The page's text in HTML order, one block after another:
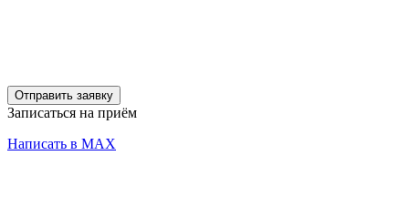
Отправить заявку
Записаться на приём
Написать в MAX